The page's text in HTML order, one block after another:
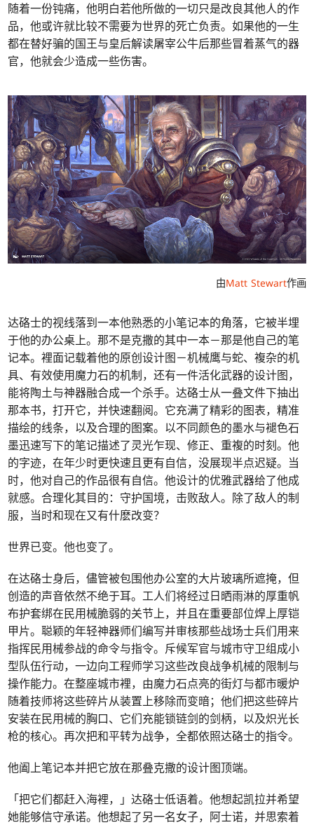
随着一份钝痛，他明白若他所做的一切只是改良其他人的作
品，他或许就比较不需要为世界的死亡负责。如果他的一生
都在替好骗的国王与皇后解读屠宰公牛后那些冒着蒸气的器
官，他就会少造成一些伤害。
由Matt Stewart作画
达硌士的视线落到一本他熟悉的小笔记本的角落，它被半埋
于他的办公桌上。那不是克撒的其中一本－那是他自己的笔
记本。裡面记载着他的原创设计图－机械鹰与蛇、複杂的机
具、有效使用魔力石的机制，还有一件活化武器的设计图，
能将陶土与神器融合成一个杀手。达硌士从一叠文件下抽出
那本书，打开它，并快速翻阅。它充满了精彩的图表，精准
描绘的线条，以及合理的图案。以不同颜色的墨水与褪色石
墨迅速写下的笔记描述了灵光乍现、修正、重複的时刻。他
的字迹，在年少时更快速且更有自信，没展现半点迟疑。当
时，他对自己的作品很有自信。他设计的优雅武器给了他成
就感。合理化其目的：守护国境，击败敌人。除了敌人的制
服，当时和现在又有什麽改变？
世界已变。他也变了。
在达硌士身后，儘管被包围他办公室的大片玻璃所遮掩，但
创造的声音依然不绝于耳。工人们将经过日晒雨淋的厚重帆
布护套绑在民用械脆弱的关节上，并且在重要部位焊上厚铠
甲片。聪颖的年轻神器师们编写并审核那些战场士兵们用来
指挥民用械参战的命令与指令。斥候军官与城市守卫组成小
型队伍行动，一边向工程师学习这些改良战争机械的限制与
操作能力。在整座城市裡，由魔力石点亮的街灯与都市暖炉
随着技师将这些碎片从装置上移除而变暗；他们把这些碎片
安装在民用械的胸口、它们充能锁链剑的剑柄，以及炽光长
枪的核心。再次把和平转为战争，全都依照达硌士的指令。
他阖上笔记本并把它放在那叠克撒的设计图顶端。
「把它们都赶入海裡，」达硌士低语着。他想起凯拉并希望
她能够信守承诺。他想起了另一名女子，阿士诺，并思索着